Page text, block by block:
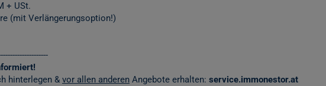
+ USt.
(mit Verlängerungsoption!)
hinterlegen & vor allen anderen Angebote erhalten: service.immonestor.at